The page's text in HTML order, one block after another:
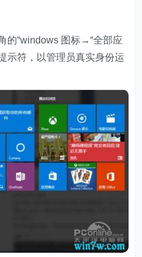
的“windows 图标→“全部应
示符，以管理员真实身份运